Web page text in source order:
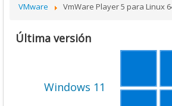
VMware VmWare Player 5 para Linux
Última versión
Windows 11